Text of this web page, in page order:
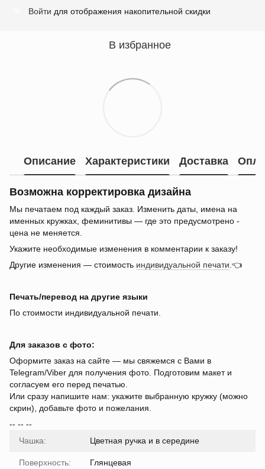
Войти для отображения накопительной скидки
В избранное
Описание Характеристики Доставка
Возможна корректировка дизайна
Мы печатаем под каждый заказ. Изменить даты, имена на
именных кружках, феминитивы — где это предусмотрено -
цена не меняется.
Укажите необходимые изменения в комментарии к заказу!
Другие изменения — стоимость индивидуальной печати .👈
Печать/перевод на другие языки
По стоимости индивидуальной печати.
Для заказов с фото:
Оформите заказ на сайте — мы свяжемся с Вами в
Telegram/Viber для получения фото. Подготовим макет и
согласуем его перед печатью.
Или сразу напишите нам: укажите выбранную кружку (можно
скрин), добавьте фото и пожелания.
-- -- --
Чашка:
Цветная ручка и в середине
Поверхность: Глянцевая